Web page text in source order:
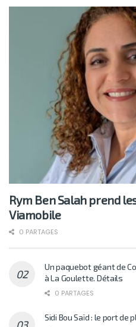
Rym Ben Salah prend
Viamobile
0 PARTAGES
Un paquebot géant de
à La Goulette. Détails
0 PARTAGES
Sidi Bou Saïd : le port de